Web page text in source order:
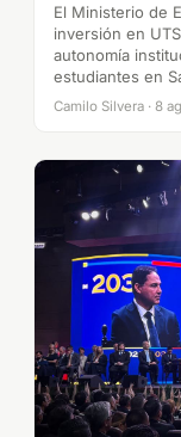
El Ministerio de
inversión en
autonomía
estudiantes en
Camilo Silvera · 8